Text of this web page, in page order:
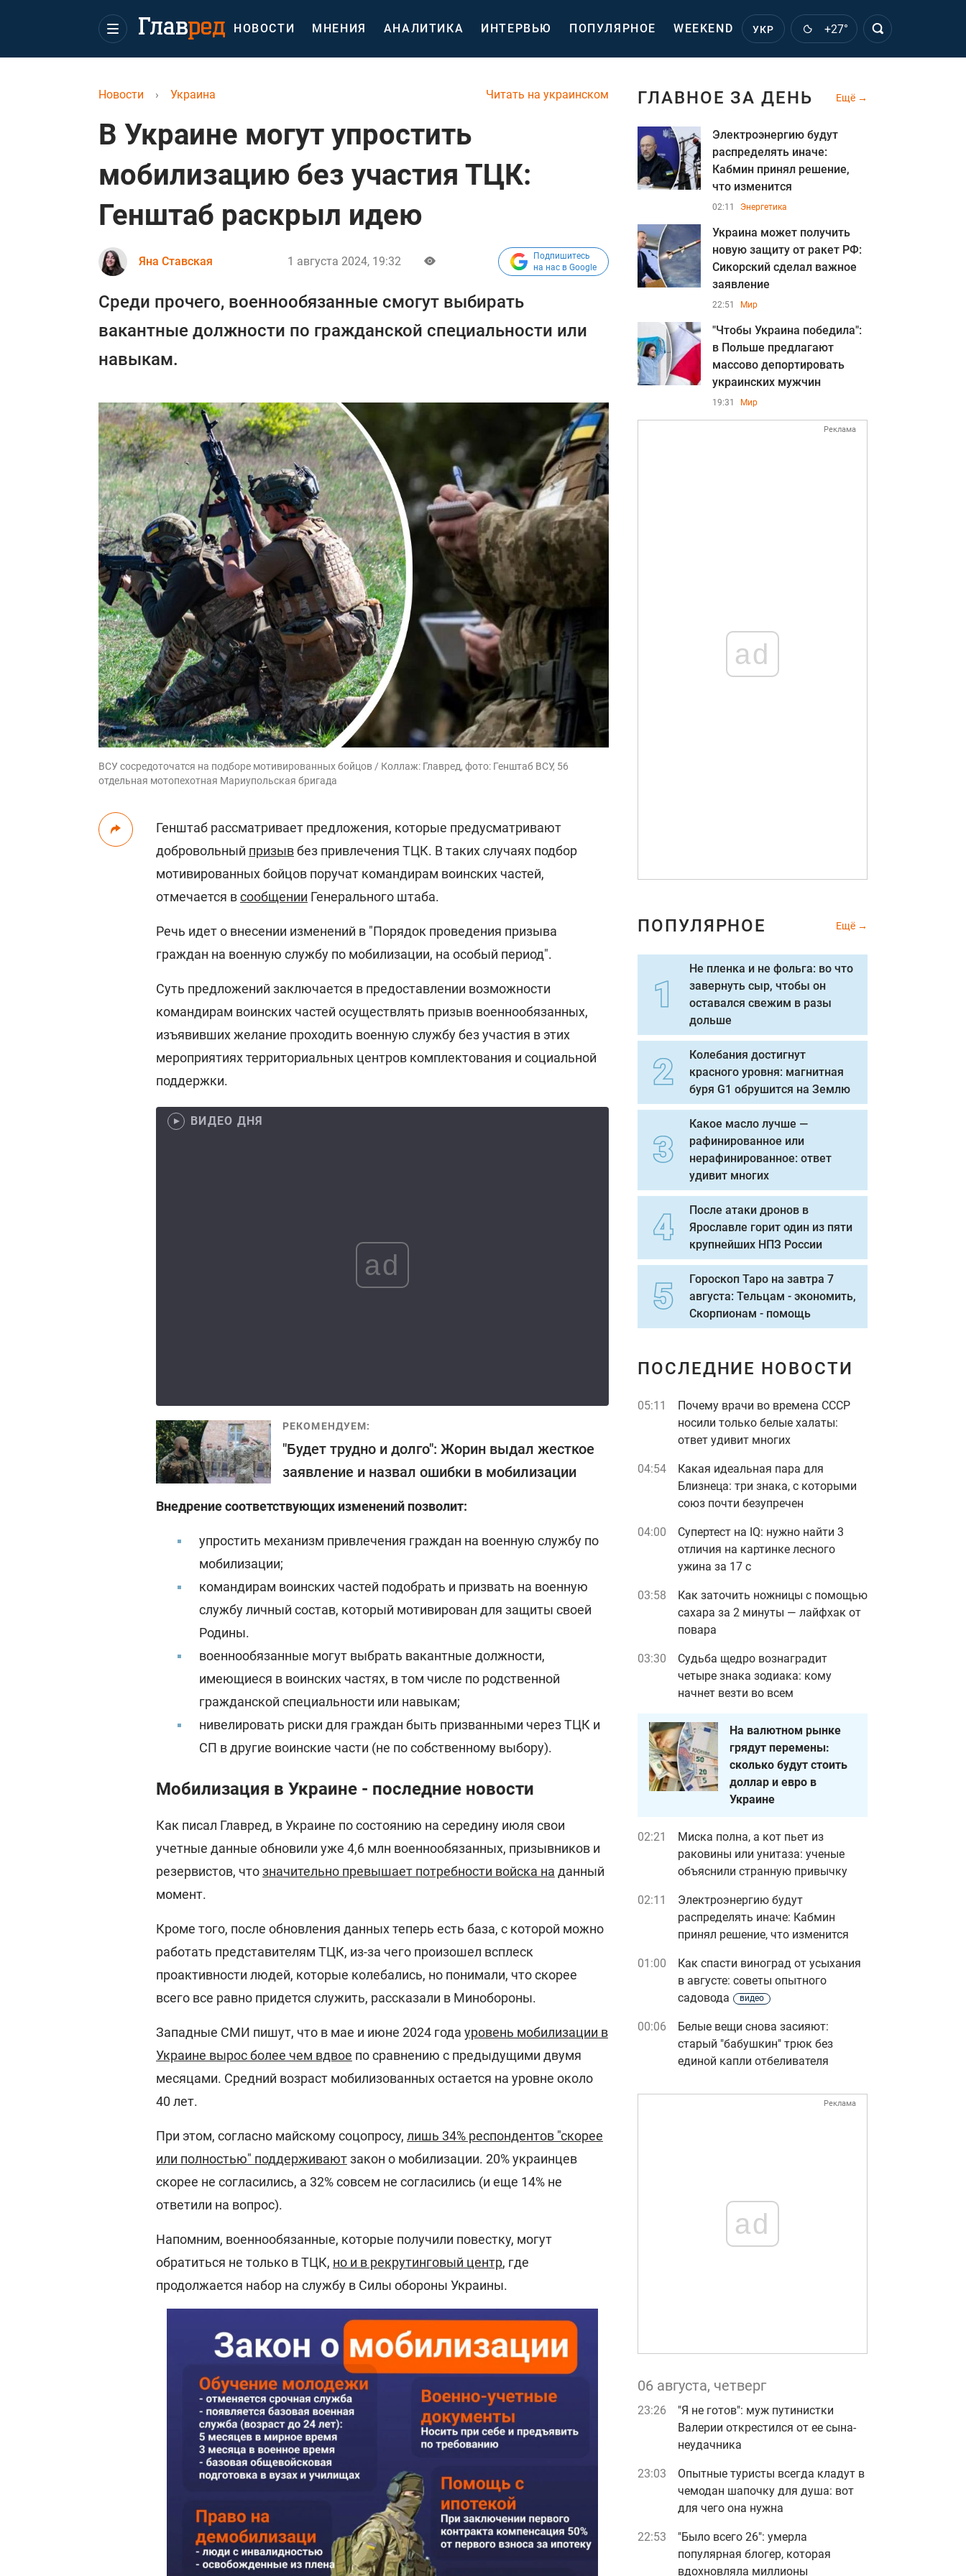
НОВОСТИ МНЕНИЯ АНАЛИТИКА ИНТЕРВЬЮ ПОПУЛЯРНОЕ WEEKEND УКР +27°
Читать на украинском
Новости › Украина
В Украине могут упростить
мобилизацию без участия ТЦК:
Генштаб раскрыл идею
Яна Ставская 1 августа 2024, 19:32
Подпишитесь
на нас в Google
Среди прочего, военнообязанные смогут выбирать
вакантные должности по гражданской специальности или
навыкам.
ВСУ сосредоточатся на подборе мотивированных бойцов / Коллаж: Главред, фото: Генштаб ВСУ, 56
отдельная мотопехотная Мариупольская бригада
Генштаб рассматривает предложения, которые предусматривают
добровольный призывбез привлечения ТЦК. В таких случаях подбор
мотивированных бойцов поручат командирам воинских частей,
отмечается всообщении Генерального штаба.
Речь идет о внесении изменений в "Порядок проведения призыва
граждан на военную службу по мобилизации, на особый период".
Суть предложений заключается в предоставлении возможности
командирам воинских частей осуществлять призыв военнообязанных,
изъявивших желание проходить военную службу без участия в этих
мероприятиях территориальных центров комплектования и социальной
поддержки.
ВИДЕО ДНЯ
ad
РЕКОМЕНДУЕМ:
"Будет трудно и долго": Жорин выдал жесткое
заявление и назвал ошибки в мобилизации
Внедрение соответствующих изменений позволит:
упростить механизм привлечения граждан на военную службу по
мобилизации;
командирам воинских частей подобрать и призвать на военную
службу личный состав, который мотивирован для защиты своей
Родины.
военнообязанные могут выбрать вакантные должности,
имеющиеся в воинских частях, в том числе по родственной
гражданской специальности или навыкам;
нивелировать риски для граждан быть призванными через ТЦК и
СП в другие воинские части (не по собственному выбору).
Мобилизация в Украине - последние новости
Как писал Главред, в Украине по состоянию на середину июля свои
учетные данные обновили уже 4,6 млн военнообязанных, призывников и
резервистов, чтозначительно превышает потребности войска на данный
момент.
Кроме того, после обновления данных теперь есть база, с которой можно
работать представителям ТЦК, из-за чего произошел всплеск
проактивности людей, которые колебались, но понимали, что скорее
всего все равно придется служить, рассказали в Минобороны.
Западные СМИ пишут, что в мае и июне 2024 года уровень мобилизации в
Украине вырос более чем вдвое по сравнению с предыдущими двумя
месяцами. Средний возраст мобилизованных остается на уровне около
40 лет.
При этом, согласно майскому соцопросу, лишь 34% респондентов "скорее
или полностью" поддерживаютзакон о мобилизации. 20% украинцев
скорее не согласились, а 32% совсем не согласились (и еще 14% не
ответили на вопрос).
Напомним, военнообязанные, которые получили повестку, могут
обратиться не только в ТЦК, но и в рекрутинговый центр, где
продолжается набор на службу в Силы обороны Украины.
ГЛАВНОЕ ЗА ДЕНЬ Ещё
Электроэнергию будут
распределять иначе:
Кабмин принял решение,
что изменится
02:11 Энергетика
Украина может получить
новую защиту от ракет РФ:
Сикорский сделал важное
заявление
22:51 Мир
"Чтобы Украина победила":
в Польше предлагают
массово депортировать
украинских мужчин
19:31 Мир
Реклама
ad
ПОПУЛЯРНОЕ Ещё
Не пленка и не фольга: во что
завернуть сыр, чтобы он
оставался свежим в разы
дольше
Колебания достигнут
красного уровня: магнитная
буря G1 обрушится на Землю
Какое масло лучше —
рафинированное или
нерафинированное: ответ
удивит многих
После атаки дронов в
Ярославле горит один из пяти
крупнейших НПЗ России
Гороскоп Таро на завтра 7
августа: Тельцам - экономить,
Скорпионам - помощь
ПОСЛЕДНИЕ НОВОСТИ
05:11
Почему врачи во времена СССР
носили только белые халаты:
ответ удивит многих
04:54
Какая идеальная пара для
Близнеца: три знака, с которыми
союз почти безупречен
04:00
Супертест на IQ: нужно найти 3
отличия на картинке лесного
ужина за 17 с
03:58
Как заточить ножницы с помощью
сахара за 2 минуты — лайфхак от
повара
03:30
Судьба щедро вознаградит
четыре знака зодиака: кому
начнет везти во всем
На валютном рынке
грядут перемены:
сколько будут стоить
доллар и евро в
Украине
02:21
Миска полна, а кот пьет из
раковины или унитаза: ученые
объяснили странную привычку
02:11
Электроэнергию будут
распределять иначе: Кабмин
принял решение, что изменится
01:00
Как спасти виноград от усыхания
в августе: советы опытного
садовода
видео
00:06
Белые вещи снова засияют:
старый "бабушкин" трюк без
единой капли отбеливателя
Реклама
ad
06 августа, четверг
23:26
"Я не готов": муж путинистки
Валерии открестился от ее сына-
неудачника
23:03
Опытные туристы всегда кладут в
чемодан шапочку для душа: вот
для чего она нужна
22:53
"Было всего 26": умерла
популярная блогер, которая
вдохновляла миллионы